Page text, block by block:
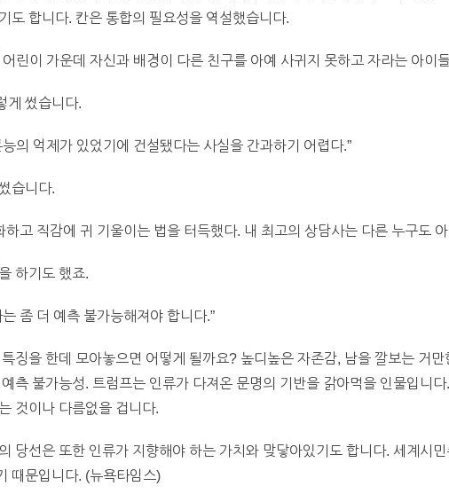
도 합니다. 칸은 통합의 필요성을 역설했습니다.
린이 가운데 자신과 배경이 다른 친구를 아예 사귀지 못하고 자라는 아이
게 썼습니다.
의 억제가 있었기에 건설됐다는 사실을 간과하기 어렵다.”
습니다.
하고 직감에 귀 기울이는 법을 터득했다. 내 최고의 상담사는 다른 누구도
하기도 했죠.
좀 더 예측 불가능해져야 합니다.”
징을 한데 모아놓으면 어떻게 될까요? 높디높은 자존감, 남을 깔보는 거
측 불가능성. 트럼프는 인류가 다져온 문명의 기반을 갉아먹을 인물입니
것이나 다름없을 겁니다.
당선은 또한 인류가 지향해야 하는 가치와 맞닿아있기도 합니다. 세계시
때문입니다. (뉴욕타임스)